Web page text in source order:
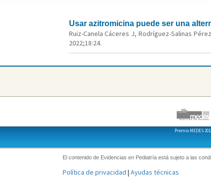
Usar azitromicina puede ser una
Ruiz-Canela Cáceres J, Rodríguez-Salinas
2022;18:24.
Premio MEDES
El contenido de Evidencias en Pediatría está sujeto a las
Política de privacidad | Ayudas técnicas